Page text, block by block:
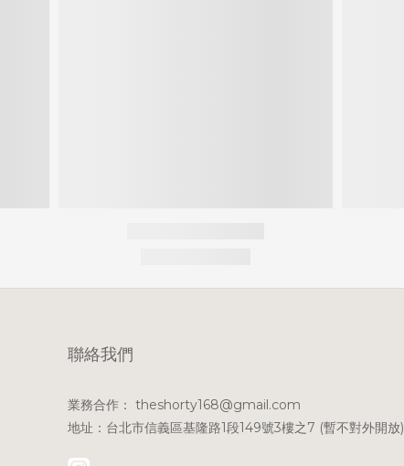
聯絡我們
業務合作： theshorty168@gmail.com
地址：台北市信義區基隆路1段149號3樓之7 (暫不對外開放)